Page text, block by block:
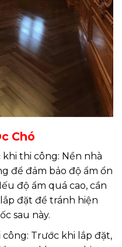
Chó
thi công: Nền nhà
để đảm bảo độ ẩm ổn
độ ẩm quá cao, cần
đặt để tránh hiện
sau này.
Trước khi lắp đặt,